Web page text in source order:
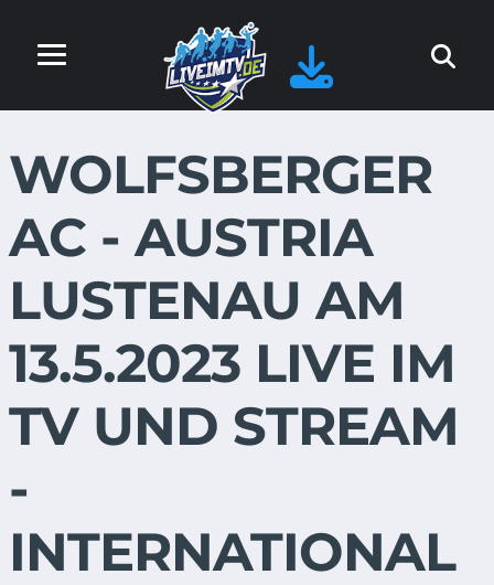
WOLFSBERGER
AC - AUSTRIA
LUSTENAU AM
13.5.2023 LIVE IM
TV UND STREAM
-
INTERNATIONAL